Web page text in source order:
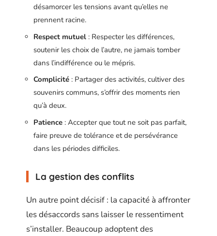
désamorcer les tensions avant qu’elles ne
prennent racine.
Respect mutuel : Respecter les différences,
soutenir les choix de l’autre, ne jamais tomber
dans l’indifférence ou le mépris.
Complicité : Partager des activités, cultiver des
souvenirs communs, s’offrir des moments rien
qu’à deux.
Patience : Accepter que tout ne soit pas parfait,
faire preuve de tolérance et de persévérance
dans les périodes difficiles.
La gestion des conflits
Un autre point décisif : la capacité à affronter
les désaccords sans laisser le ressentiment
s’installer. Beaucoup adoptent des